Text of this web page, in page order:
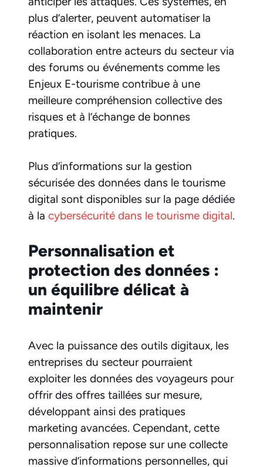
plus d’alerter, peuvent automatiser la
réaction en isolant les menaces. La
collaboration entre acteurs du secteur via
des forums ou événements comme les
Enjeux E-tourisme contribue à une
meilleure compréhension collective des
risques et à l’échange de bonnes
pratiques.
Plus d’informations sur la gestion
sécurisée des données dans le tourisme
digital sont disponibles sur la page dédiée
à la cybersécurité dans le tourisme digital.
Personnalisation et
protection des données :
un équilibre délicat à
maintenir
Avec la puissance des outils digitaux, les
entreprises du secteur pourraient
exploiter les données des voyageurs pour
offrir des offres taillées sur mesure,
développant ainsi des pratiques
marketing avancées. Cependant, cette
personnalisation repose sur une collecte
massive d’informations personnelles, qui